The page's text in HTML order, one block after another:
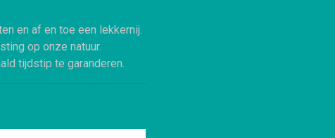
en af en toe een lekkernij.
op onze natuur.
tijdstip te garanderen.